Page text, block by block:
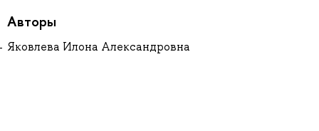
Авторы
Яковлева Илона Александровна